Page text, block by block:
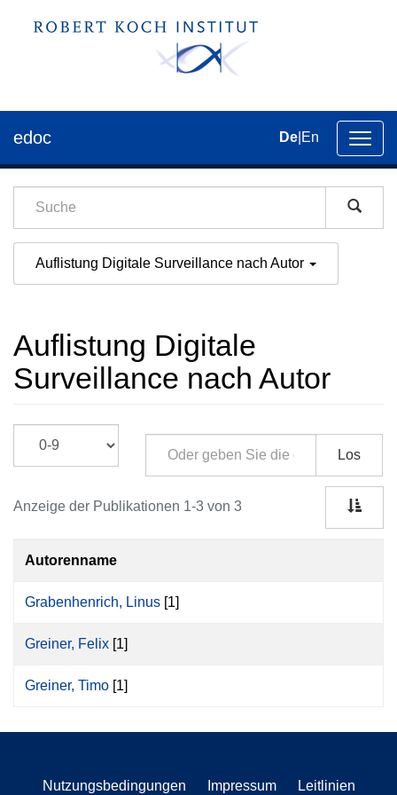
der
edoc De En
Auflistung Digitale Surveillance nach Autor
Auflistung Digitale
Surveillance nach Autor
Los
Anzeige der Publikationen 1-3 von 3
Autorenname
Grabenhenrich, Linus [1]
Greiner, Felix [1]
Greiner, Timo [1]
Nutzungsbedingungen Impressum Leitlinien